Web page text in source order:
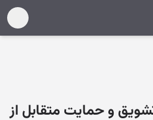
و حمایت متقابل از